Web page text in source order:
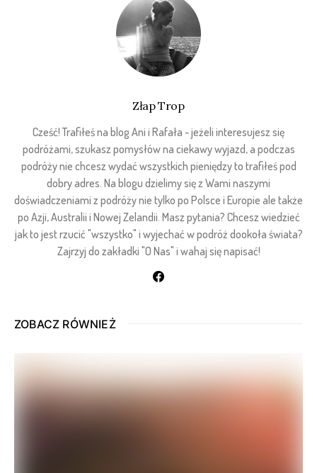
Złap Trop
Cześć! Trafiłeś na blog Ani i Rafała - jeżeli interesujesz się
podróżami, szukasz pomysłów na ciekawy wyjazd, a podczas
podróży nie chcesz wydać wszystkich pieniędzy to trafiłeś pod
dobry adres. Na blogu dzielimy się z Wami naszymi
doświadczeniami z podróży nie tylko po Polsce i Europie ale także
po Azji, Australii i Nowej Zelandii. Masz pytania? Chcesz wiedzieć
jak to jest rzucić "wszystko" i wyjechać w podróż dookoła świata?
Zajrzyj do zakładki "O Nas" i wahaj się napisać!
ZOBACZ RÓWNIEŻ